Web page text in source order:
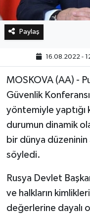
Paylaş
16.08.2022 -
MOSKOVA (AA) -
Güvenlik
yöntemiyle yaptığı
durumun dinamik
bir dünya düzeninin
söyledi.
Rusya Devlet
ve halkların
değerlerine dayalı